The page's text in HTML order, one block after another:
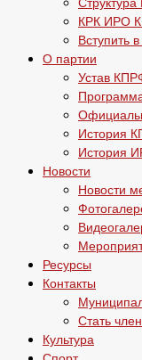
КРК ИРО
Вступить
О партии
Устав
История
История
Новости
Новости
Ресурсы
Контакты
Стать
Культура